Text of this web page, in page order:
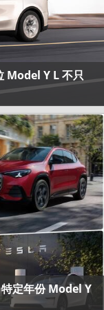
Model Y L 不只
定年份 Model Y